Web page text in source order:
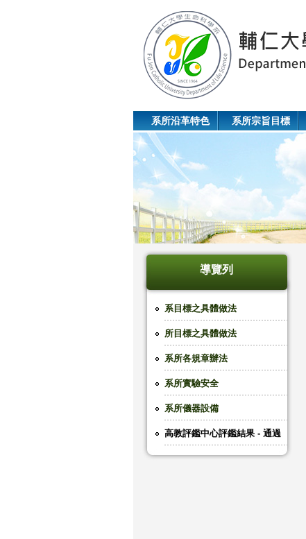
系所沿革特色 系所宗旨目標
導覽列
系目標之具體做法
所目標之具體做法
系所各規章辦法
系所實驗安全
系所儀器設備
高教評鑑中心評鑑結果 - 通過